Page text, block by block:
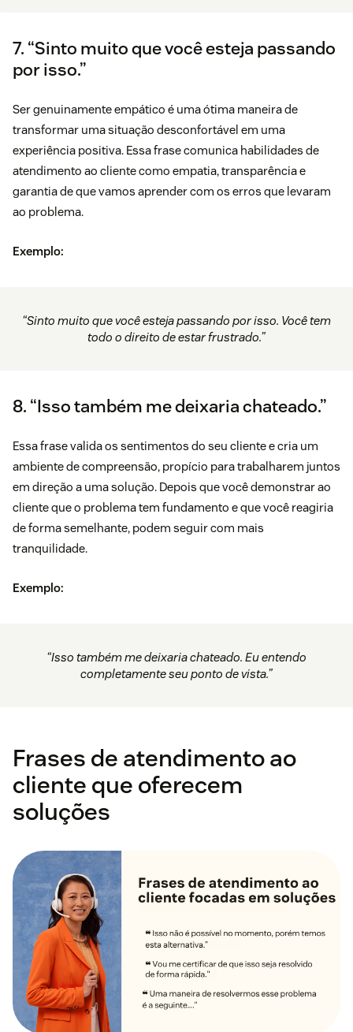
7. “Sinto muito que você esteja passando
por isso.”
Ser genuinamente empático é uma ótima maneira de
transformar uma situação desconfortável em uma
experiência positiva. Essa frase comunica habilidades de
atendimento ao cliente como empatia, transparência e
garantia de que vamos aprender com os erros que levaram
ao problema.
Exemplo:
“Sinto muito que você esteja passando por isso. Você tem
todo o direito de estar frustrado.”
8. “Isso também me deixaria chateado.”
Essa frase valida os sentimentos do seu cliente e cria um
ambiente de compreensão, propício para trabalharem juntos
em direção a uma solução. Depois que você demonstrar ao
cliente que o problema tem fundamento e que você reagiria
de forma semelhante, podem seguir com mais
tranquilidade.
Exemplo:
“Isso também me deixaria chateado. Eu entendo
completamente seu ponto de vista.”
Frases de atendimento ao
cliente que oferecem
soluções